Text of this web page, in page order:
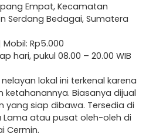
Empat, Kecamatan
Serdang Bedagai, Sumatera
Rp5.000
hari, pukul 08.00 – 20.00 WIB
lokal ini terkenal karena
ketahanannya. Biasanya dijual
yang siap dibawa. Tersedia di
Lama atau pusat oleh-oleh di
Cermin.